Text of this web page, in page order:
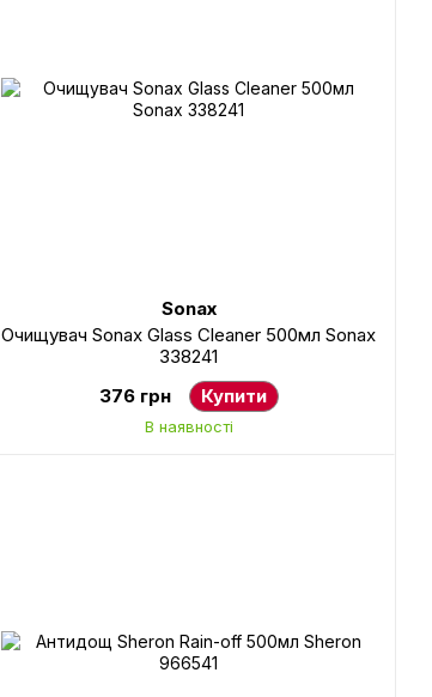
Sonax
Очищувач Sonax Glass Cleaner 500мл Sonax
338241
376 грн
Купити
В наявності